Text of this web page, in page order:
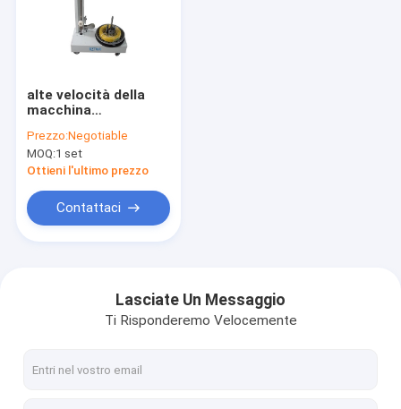
alte velocità della
macchina
cavo 50HZ 90 -
300MM arrotoli il
diametro RZT - 08A
Prezzo:Negotiable
MOQ:1 set
Ottieni l'ultimo prezzo
Contattaci
Lasciate Un Messaggio
Ti Risponderemo Velocemente